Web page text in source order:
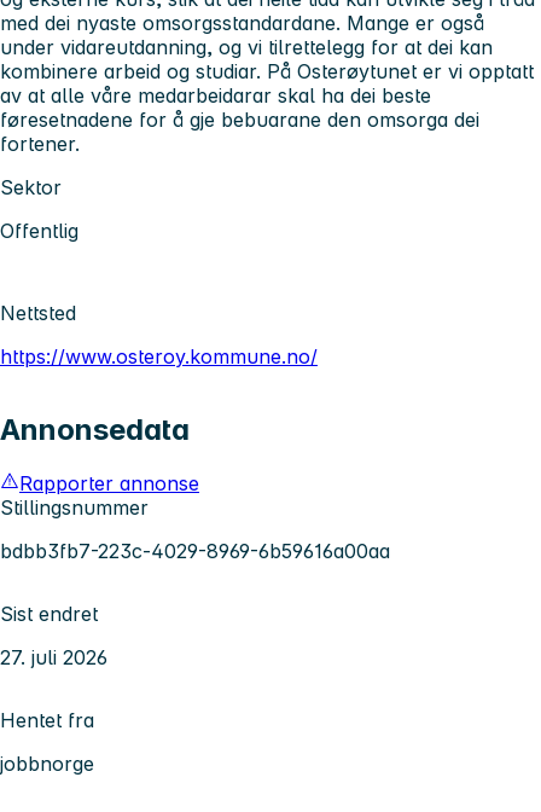
med dei nyaste omsorgsstandardane. Mange er også
under vidareutdanning, og vi tilrettelegg for at dei kan
kombinere arbeid og studiar. På Osterøytunet er vi opptatt
av at alle våre medarbeidarar skal ha dei beste
føresetnadene for å gje bebuarane den omsorga dei
fortener.
Sektor
Offentlig
Nettsted
https://www.osteroy.kommune.no/
Annonsedata
Rapporter annonse
Stillingsnummer
bdbb3fb7-223c-4029-8969-6b59616a00aa
Sist endret
27. juli 2026
Hentet fra
jobbnorge